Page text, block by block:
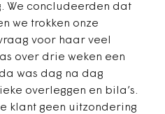
We concludeerden dat
we trokken onze
voor haar veel
over drie weken een
was dag na dag
overleggen en bila’s.
klant geen uitzondering